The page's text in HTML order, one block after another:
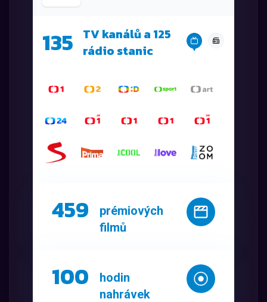
135 TV kanálů a 125
rádio stanic
459
prémiových
filmů
100
hodin
nahrávek